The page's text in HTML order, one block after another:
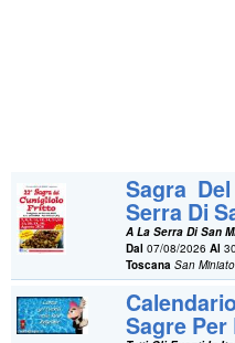
Sagra
Serra Di
A La Serra Di San
Dal 07/08/2026Al
Toscana San
Sagre